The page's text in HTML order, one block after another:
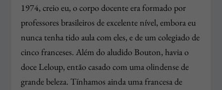
1974, creio eu, o corpo docente era formado por
professores brasileiros de excelente nível, embora eu
nunca tenha tido aula com eles, e de um colegiado de
cinco franceses. Além do aludido Bouton, havia o
doce Leloup, então casado com uma olindense de
grande beleza. Tínhamos ainda uma francesa de